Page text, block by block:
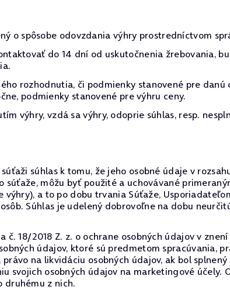
o spôsobe odovzdania výhry prostredníctvom
do 14 dní od uskutočnenia žrebovania,
rozhodnutia, či podmienky stanovené pre
podmienky stanovené pre výhru ceny.
výhry, vzdá sa výhry, odoprie súhlas, resp.
súhlas k tomu, že jeho osobné údaje v
súťaže, môžu byť použité a uchovávané
a to po dobu trvania Súťaže,
Súhlas je udelený dobrovoľne na dobu
č. 18/2018 Z. z. o ochrane osobných údajov v
údajov, ktoré sú predmetom spracúvania,
na likvidáciu osobných údajov, ak bol
svojich osobných údajov na marketingové účely.
druhému z nich.